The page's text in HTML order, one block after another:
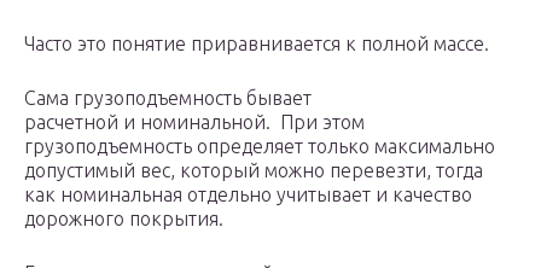
Часто это понятие приравнивается к полной массе.
Сама грузоподъемность бывает
расчетной и номинальной. При этом
грузоподъемность определяет только максимально
допустимый вес, который можно перевезти, тогда
как номинальная отдельно учитывает и качество
дорожного покрытия.